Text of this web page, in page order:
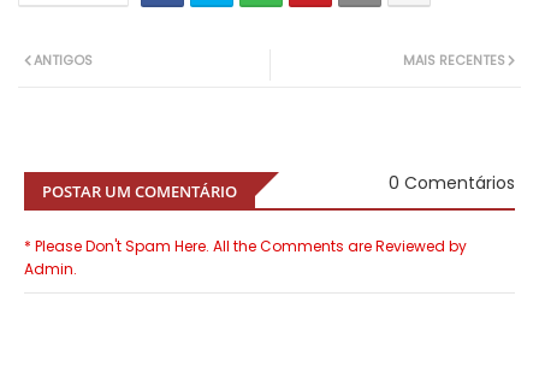
MAIS RECENTES
ANTIGOS
POSTAR UM COMENTÁRIO 0 Comentários
* Please Don't Spam Here. All the Comments are Reviewed by
Admin.